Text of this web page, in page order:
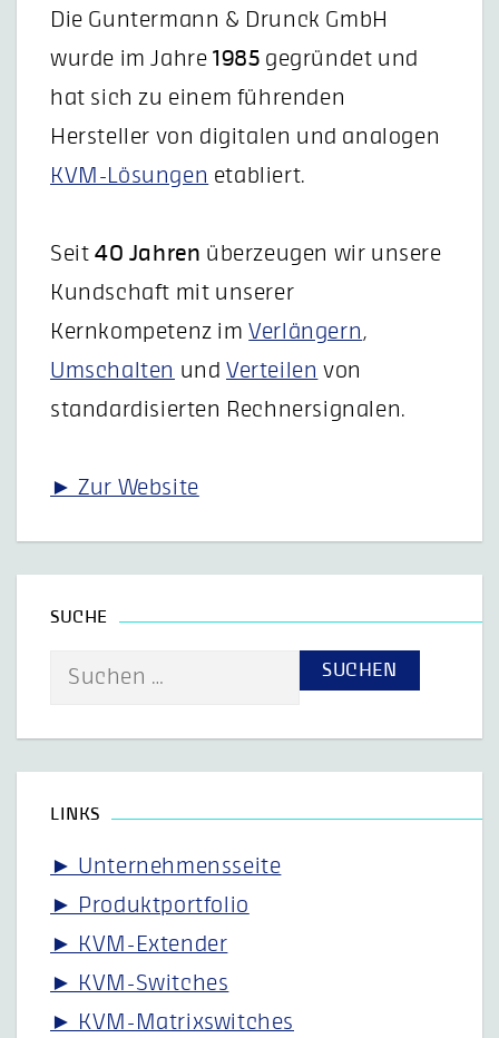
Die Guntermann & Drunck GmbH
wurde im Jahre 1985 gegründet und
hat sich zu einem führenden
Hersteller von digitalen und analogen
KVM-Lösungen etabliert.
Seit 40 Jahren überzeugen wir unsere
Kundschaft mit unserer
Kernkompetenz imVerlängern ,
Umschalten und Verteilen von
standardisierten Rechnersignalen.
► Zur Website
SUCHE
Suche
LINKS
► Unternehmensseite
► Produktportfolio
► KVM-Extender
► KVM-Switches
► KVM-Matrixswitches